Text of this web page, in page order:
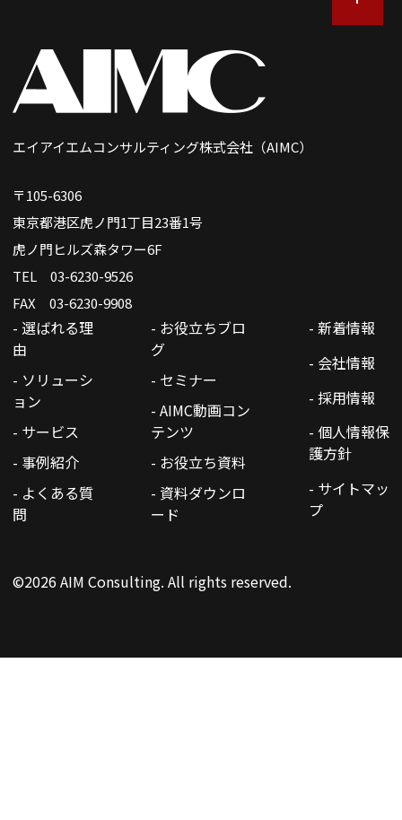
エイアイエムコンサルティング株式会社（AIMC）
〒105-6306
東京都港区虎ノ門1丁目23番1号
虎ノ門ヒルズ森タワー6F
TEL 03-6230-9526
FAX 03-6230-9908
- 選ばれる理
由
- ソリューシ
ョン
- サービス
- 事例紹介
- よくある質
問
- お役立ちブロ
グ
- セミナー
- AIMC動画コン
テンツ
- お役立ち資料
- 資料ダウンロ
ード
- 新着情報
- 会社情報
- 採用情報
- 個人情報保
護方針
- サイトマッ
プ
©2026 AIM Consulting. All rights reserved.